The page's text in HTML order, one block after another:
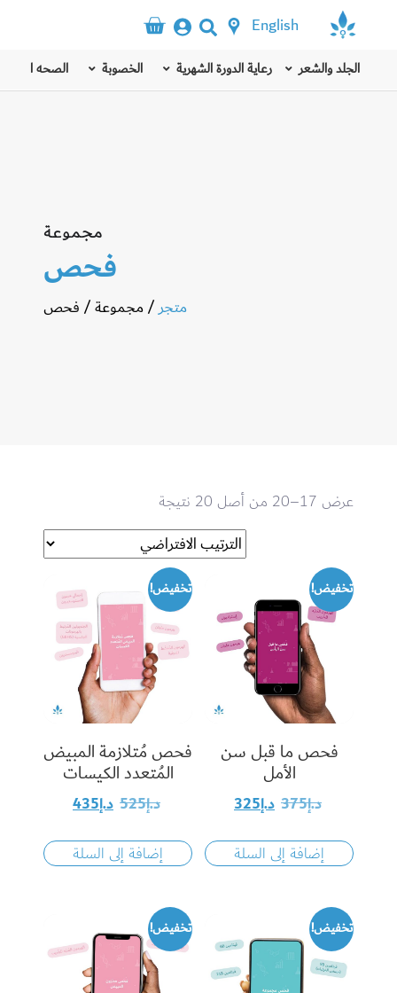
English
الجلد والشعر رعاية الدورة الشهرية الخصوبة الصحه
مجموعة
فحص
متجر/مجموعة/ فحص
عرض 17–20 من أصل 20 نتيجة
تخفيض!
فحص ما قبل سن
الأمل
د.إ375 د.إ325
إضافة إلى السلة
تخفيض!
فحص مُتلازمة المبيض
المُتعدد الكيسات
د.إ525 د.إ435
إضافة إلى السلة
تخفيض! تخفيض!